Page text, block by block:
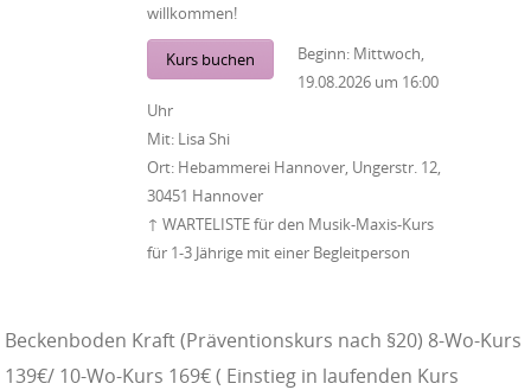
willkommen!
Kurs buchen Beginn: Mittwoch,
19.08.2026 um 16:00
Uhr
Mit: Lisa Shi
Ort: Hebammerei Hannover, Ungerstr. 12,
30451 Hannover
↑ WARTELISTE für den Musik-Maxis-Kurs
für 1-3 Jährige mit einer Begleitperson
Beckenboden Kraft (Präventionskurs nach §20) 8-Wo-Kurs
139€/ 10-Wo-Kurs 169€ ( Einstieg in laufenden Kurs